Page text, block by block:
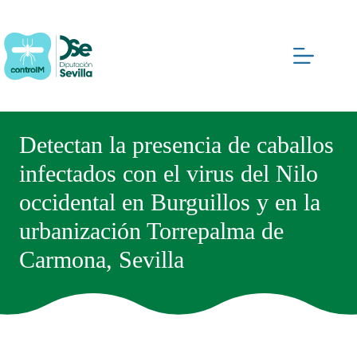
contenido
Detectan la presencia de caballos
infectados con el virus del Nilo
occidental en Burguillos y en la
urbanización Torrepalma de
Carmona, Sevilla